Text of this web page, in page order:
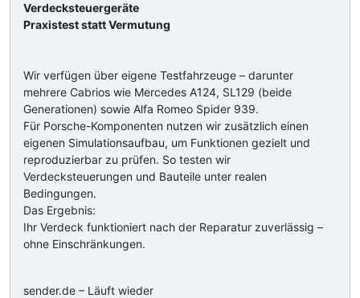
Verdecksteuergeräte
Praxistest statt Vermutung
Wir verfügen über eigene Testfahrzeuge – darunter
mehrere Cabrios wie Mercedes A124, SL129 (beide
Generationen) sowie Alfa Romeo Spider 939.
Für Porsche-Komponenten nutzen wir zusätzlich einen
eigenen Simulationsaufbau, um Funktionen gezielt und
reproduzierbar zu prüfen. So testen wir
Verdecksteuerungen und Bauteile unter realen
Bedingungen.
Das Ergebnis:
Ihr Verdeck funktioniert nach der Reparatur zuverlässig –
ohne Einschränkungen.
sender.de – Läuft wieder